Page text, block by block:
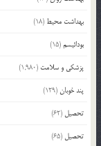
بهداشت محیط (18)
بودائیسم(15)
پزشکی و سلامت (1,980)
پند خوبان(129)
تحصیل (62)
تحصیل (65)